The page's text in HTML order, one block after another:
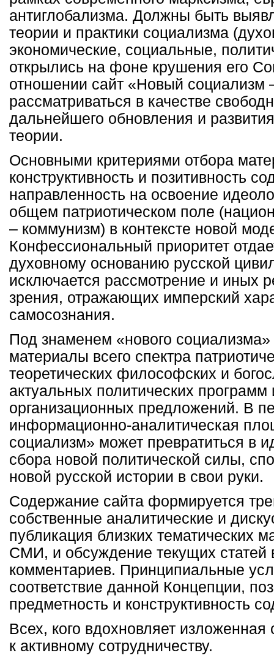
антиглобализма. Должны быть
теории и практики социализма
экономические, социальные,
открылись на фоне крушения его
отношении сайт «Новый социализм
рассматриваться в качестве
дальнейшего обновления и
теории.
Основными критериями отбора
конструктивность и позитивность
направленность на освоение
общем патриотическом поле
– коммунизм) в контексте новой
Конфессиональный приоритет
духовному основанию русской
исключается рассмотрение и иных
зрения, отражающих имперский
самосознания.
Под знаменем «нового
материалы всего спектра
теоретических философских и
актуальных политических программ
организационных предложений. В
информационно-аналитическая
социализм» может превратиться в
сбора новой политической силы,
новой русской истории в свои руки.
Содержание сайта формируется
собственные аналитические и
публикация близких тематических
СМИ, и обсуждение текущих статей
комментариев. Принципиальные
соответствие данной Концепции,
предметность и конструктивность
Всех, кого вдохновляет изложенная
к активному сотрудничеству.